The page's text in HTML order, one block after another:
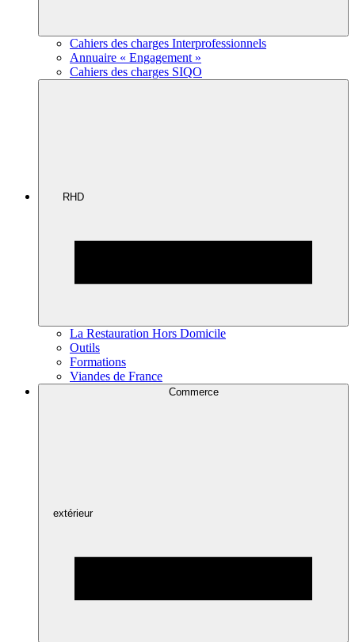
Cahiers des charges Interprofessionnels
Annuaire « Engagement »
Cahiers des charges SIQO
RHD
La Restauration Hors Domicile
Outils
Formations
Viandes de France
Commerce
extérieur